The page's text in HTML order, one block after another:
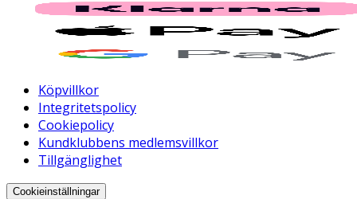
Köpvillkor
Integritetspolicy
Cookiepolicy
Kundklubbens medlemsvillkor
Tillgänglighet
Cookieinställningar